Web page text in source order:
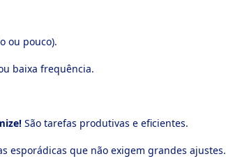
ou pouco).
baixa frequência.
São tarefas produtivas e eficientes.
esporádicas que não exigem grandes ajustes.